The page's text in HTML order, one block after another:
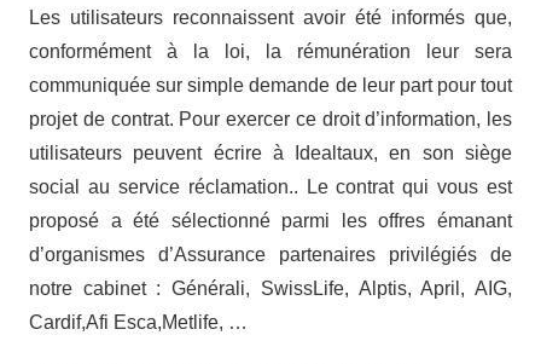
Les utilisateurs reconnaissent avoir été informés que,
conformément à la loi, la rémunération leur sera
communiquée sur simple demande de leur part pour tout
projet de contrat. Pour exercer ce droit d’information, les
utilisateurs peuvent écrire à Idealtaux, en son siège
social au service réclamation.. Le contrat qui vous est
proposé a été sélectionné parmi les offres émanant
d’organismes d’Assurance partenaires privilégiés de
notre cabinet : Générali, SwissLife, Alptis, April, AIG,
Cardif,Afi Esca,Metlife, …